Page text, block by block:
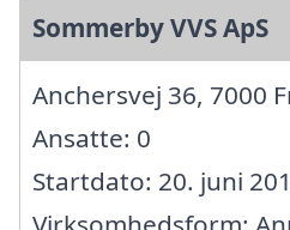
Sommerby VVS ApS
Anchersvej 36, 7000
Ansatte: 0
Startdato: 20. juni